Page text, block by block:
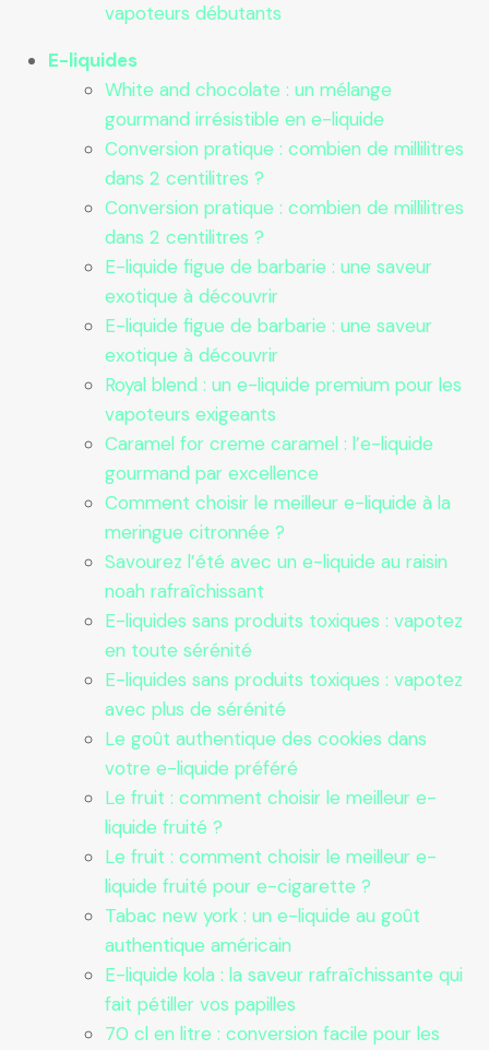
vapoteurs débutants
E-liquides
White and chocolate : un mélange
gourmand irrésistible en e-liquide
Conversion pratique : combien de millilitres
dans 2 centilitres ?
Conversion pratique : combien de millilitres
dans 2 centilitres ?
E-liquide figue de barbarie : une saveur
exotique à découvrir
E-liquide figue de barbarie : une saveur
exotique à découvrir
Royal blend : un e-liquide premium pour les
vapoteurs exigeants
Caramel for creme caramel : l’e-liquide
gourmand par excellence
Comment choisir le meilleur e-liquide à la
meringue citronnée ?
Savourez l’été avec un e-liquide au raisin
noah rafraîchissant
E-liquides sans produits toxiques : vapotez
en toute sérénité
E-liquides sans produits toxiques : vapotez
avec plus de sérénité
Le goût authentique des cookies dans
votre e-liquide préféré
Le fruit : comment choisir le meilleur e-
liquide fruité ?
Le fruit : comment choisir le meilleur e-
liquide fruité pour e-cigarette ?
Tabac new york : un e-liquide au goût
authentique américain
E-liquide kola : la saveur rafraîchissante qui
fait pétiller vos papilles
70 cl en litre : conversion facile pour les